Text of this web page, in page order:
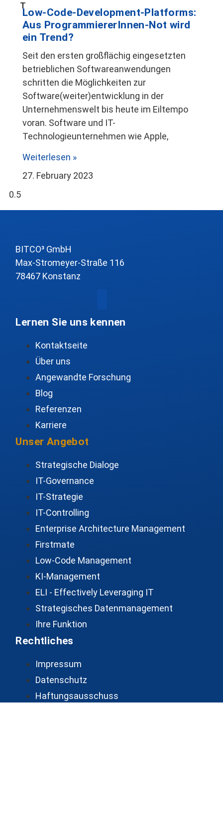
T
Low-Code-Development-Platforms:
Aus ProgrammiererInnen-Not wird
ein Trend?
Seit den ersten großflächig eingesetzten
betrieblichen Softwareanwendungen
schritten die Möglichkeiten zur
Software(weiter)entwicklung in der
Unternehmenswelt bis heute im Eiltempo
voran. Software und IT-
Technologieunternehmen wie Apple,
Weiterlesen »
27. February 2023
BITCO³ GmbH
Max-Stromeyer-Straße 116
78467 Konstanz
Lernen Sie uns kennen
Kontaktseite
Über uns
Angewandte Forschung
Blog
Referenzen
Karriere
Unser Angebot
Strategische Dialoge
IT-Governance
IT-Strategie
IT-Controlling
Enterprise Architecture Management
Firstmate
Low-Code Management
KI-Management
ELI - Effectively Leveraging IT
Strategisches Datenmanagement
Ihre Funktion
Rechtliches
Impressum
Datenschutz
Haftungsausschuss